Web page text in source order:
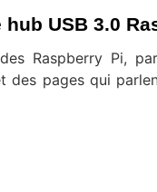
USB 3.0
Raspberry Pi,
pages qui